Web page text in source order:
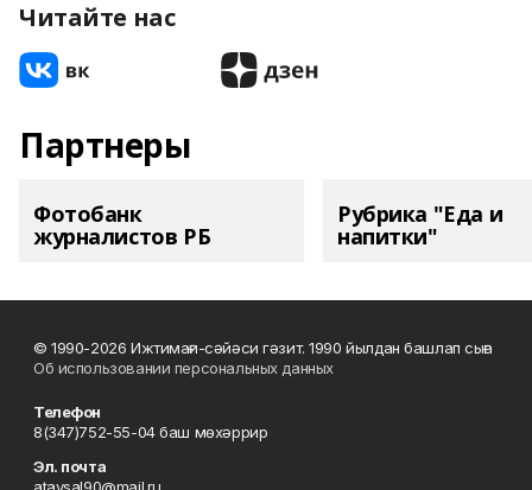
Читайте нас
Партнеры
Фотобанк
журналистов РБ
Рубрика "Еда и
напитки"
© 1990-2026 Ижтимағи-сәйәси гәзит. 1990 йылдан башлап сыға
Об использовании персональных данных
Телефон
8(347)752-55-04 баш мөхәррир
Эл. почта